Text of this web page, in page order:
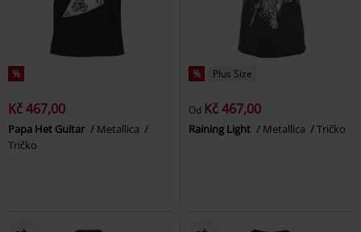
%
Kč 467,00
Papa Het Guitar
Metallica
Tričko
% Plus Size
Od Kč 467,00
Raining Light Metallica Tričko